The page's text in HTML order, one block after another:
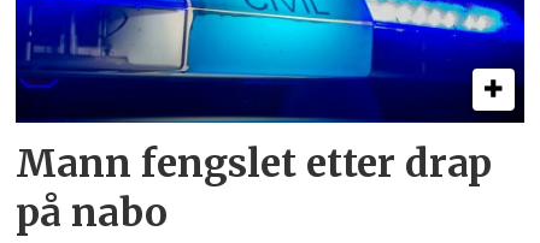
Mann fengslet etter drap
på nabo